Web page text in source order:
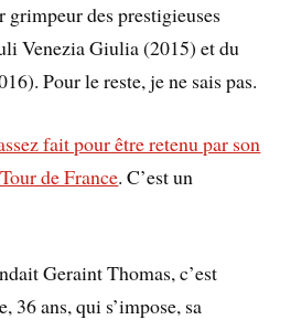
des prestigieuses
Venezia Giulia (2015) et du
Pour le reste, je ne sais pas.
fait pour être retenu par son
de France. C’est un
Geraint Thomas, c’est
36 ans, qui s’impose, sa